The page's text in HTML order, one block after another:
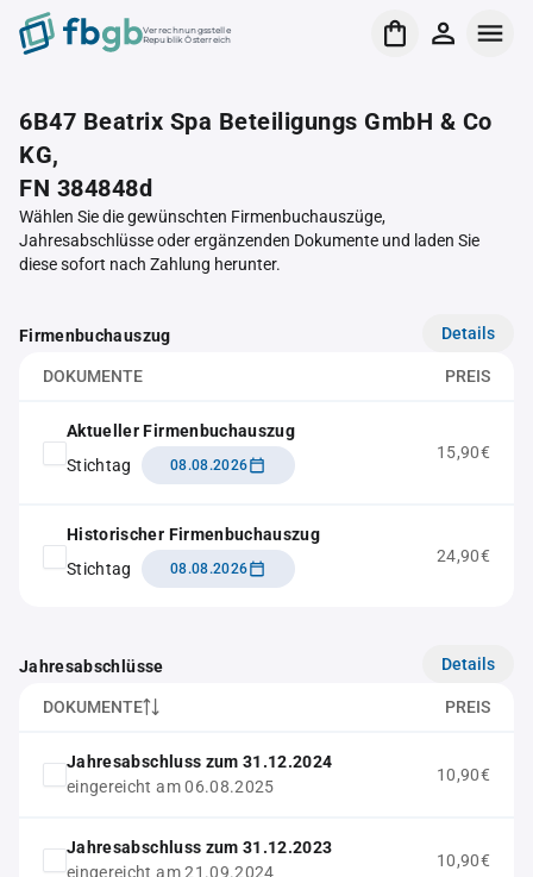
Verrechnungsstelle
Republik Österreich
6B47 Beatrix Spa Beteiligungs GmbH & Co
KG,
FN 384848d
Wählen Sie die gewünschten Firmenbuchauszüge,
Jahresabschlüsse oder ergänzenden Dokumente und laden Sie
diese sofort nach Zahlung herunter.
Firmenbuchauszug Details
DOKUMENTE PREIS
Aktueller Firmenbuchauszug
Stichtag
08.08.2026
15,90€
Historischer Firmenbuchauszug
Stichtag
08.08.2026
24,90€
Jahresabschlüsse Details
DOKUMENTE PREIS
Jahresabschluss zum 31.12.2024
eingereicht am 06.08.2025
10,90€
Jahresabschluss zum 31.12.2023
eingereicht am 21.09.2024
10,90€